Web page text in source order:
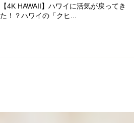
【4K HAWAII】ハワイに活気が戻ってき
た！？ハワイの「クヒ...